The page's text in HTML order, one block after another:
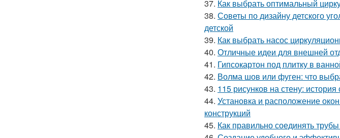
37. Как выбрать оптимальный
38. Советы по дизайну детского
детской
39. Как выбрать насос
40. Отличные идеи для внешней
41. Гипсокартон под плитку в
42. Волма шов или фуген: что
43. 115 рисунков на стену:
44. Установка и расположение
конструкций
45. Как правильно соединять